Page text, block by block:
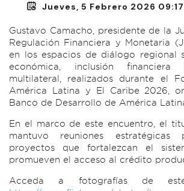
Jueves, 5 Febrero 2026 09:17
Gustavo Camacho, presidente de la
Regulación Financiera y Monetaria
en los espacios de diálogo regional
económica, inclusión financiera
multilateral, realizados durante el
América Latina y El Caribe 2026,
Banco de Desarrollo de América
En el marco de este encuentro, el
mantuvo reuniones estratégicas
proyectos que fortalezcan el
promueven el acceso al crédito
Acceda a fotografías de